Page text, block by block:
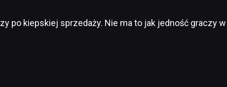
po kiepskiej sprzedaży. Nie ma to jak jedność graczy